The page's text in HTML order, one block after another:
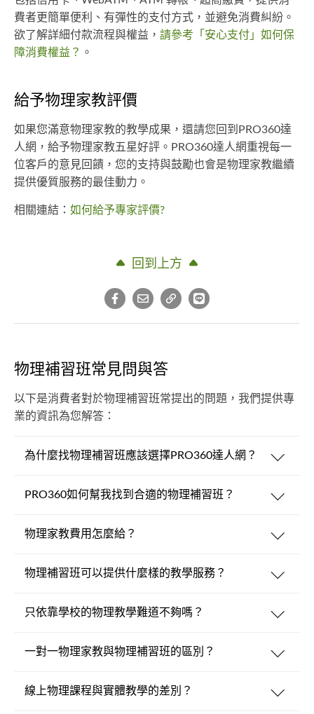
費者更簡單便利、有彈性的支付方式，並避免消費糾紛。
欲了解詳細付款流程與權益， 請參考「安心支付」如何保
障消費權益？ 。
給予物理家教評價
如果您滿意物理家教的教學成果，還請您回到PRO360達
人網，給予物理家教五星好評。PRO360達人網重視每一
位客戶的意見回饋，您的支持與鼓勵也會是物理家教繼續
提供優質服務的最佳動力。
相關連結： 如何給予專家評價?
回到上方
物理補習班常見問與答
以下是消費者對於物理補習班常提出的問題，我們提供專
業的資訊為您解答：
為什麼找物理補習班應該選擇PRO360達人網？
PRO360如何幫我找到合適的物理補習班？
物理家教費用怎麼給？
物理補習班可以提供什麼樣的教學服務？
只依靠學校的物理教學難道不夠嗎？
一對一物理家教與物理補習班的區別？
線上物理課程與實體教學的差別？